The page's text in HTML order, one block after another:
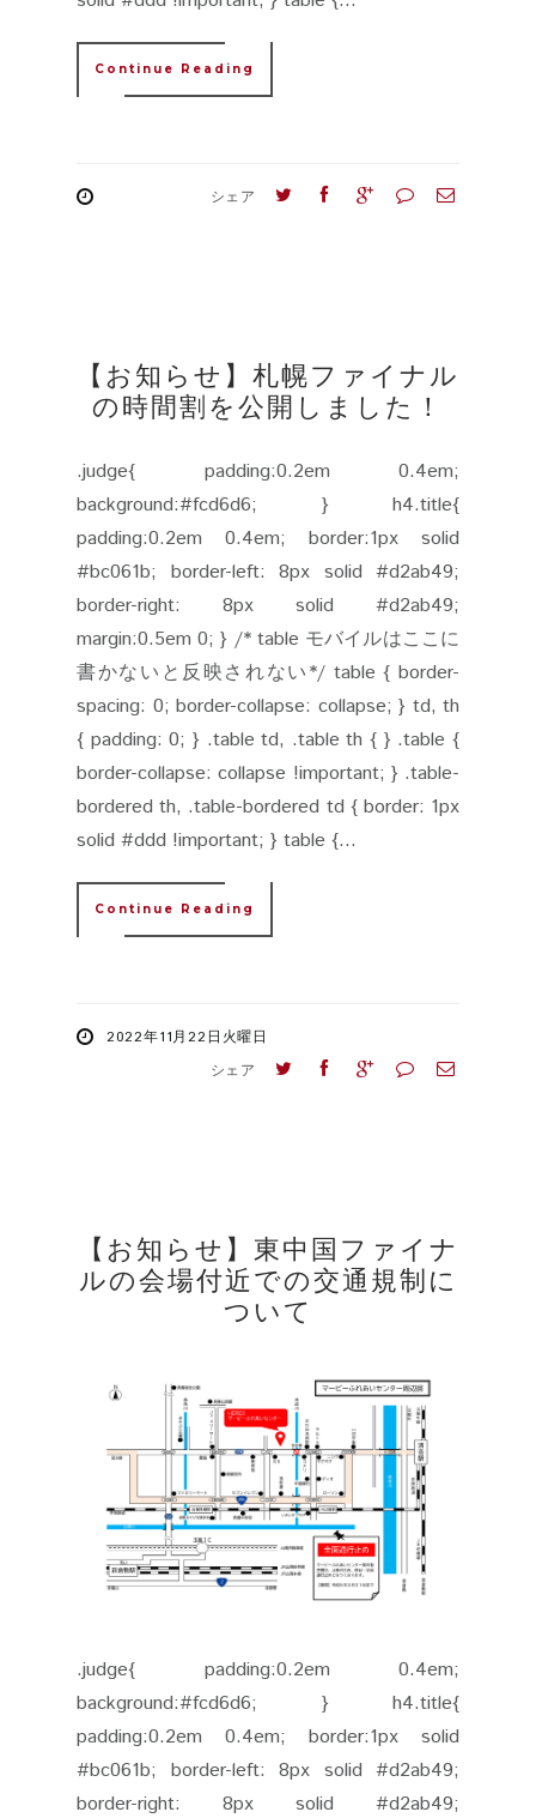
Continue Reading
シェア
【お知らせ】札幌ファイナル
の時間割を公開しました！
.judge{ padding:0.2em 0.4em;
background:#fcd6d6; } h4.title{
padding:0.2em 0.4em; border:1px solid
#bc061b; border-left: 8px solid #d2ab49;
border-right: 8px solid #d2ab49;
margin:0.5em 0; } /* table モバイルはここに
書かないと反映されない*/ table { border-
spacing: 0; border-collapse: collapse; } td, th
{ padding: 0; } .table td, .table th { } .table {
border-collapse: collapse !important; } .table-
bordered th, .table-bordered td { border: 1px
solid #ddd !important; } table {...
Continue Reading
2022年11月22日火曜日
シェア
【お知らせ】東中国ファイナ
ルの会場付近での交通規制に
ついて
.judge{ padding:0.2em 0.4em;
background:#fcd6d6; } h4.title{
padding:0.2em 0.4em; border:1px solid
#bc061b; border-left: 8px solid #d2ab49;
border-right: 8px solid #d2ab49;